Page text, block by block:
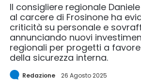
Il consigliere regionale
al carcere di Frosinone ha
criticità su personale e
annunciando nuovi
regionali per progetti a
della sicurezza interna.
Redazione 26 Agosto 2025